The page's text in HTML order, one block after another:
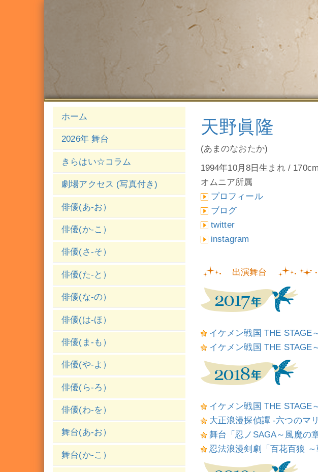
天野眞隆
(あまのなおたか)
1994年10月8日生まれ /
オムニア所属
プロフィール
ブログ
twitter
instagram
出演舞台
イケメン戦国 THE STAGE
イケメン戦国 THE STAGE
イケメン戦国 THE STAGE
大正浪漫探偵譚 -六つのマ
舞台「忍ノSAGA～風魔の章
忍法浪漫剣劇「百花百狼
ホーム
2026年 舞台
きらはい☆コラム
劇場アクセス (写真付き)
俳優(あ-お）
俳優(か-こ）
俳優(さ-そ）
俳優(た-と）
俳優(な-の）
俳優(は-ほ）
俳優(ま-も）
俳優(や-よ）
俳優(ら-ろ）
俳優(わ-を）
舞台(あ-お）
舞台(か-こ）